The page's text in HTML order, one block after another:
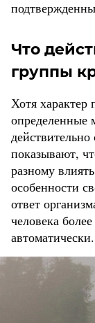
Что
группы
Хотя характер
определенные
показывают,
разному
особенности
ответ
человека
автоматически.